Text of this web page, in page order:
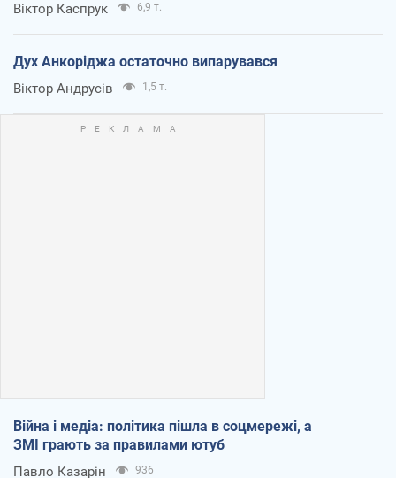
Віктор Каспрук 6,9 т.
Дух Анкоріджа остаточно випарувався
Віктор Андрусів 1,5 т.
Війна і медіа: політика пішла в соцмережі, а
ЗМІ грають за правилами ютуб
Павло Казарін 936